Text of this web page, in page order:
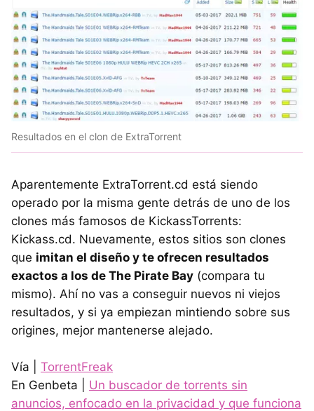
Resultados en el clon de ExtraTorrent
Aparentemente ExtraTorrent.cd está siendo
operado por la misma gente detrás de uno de los
clones más famosos de KickassTorrents:
Kickass.cd. Nuevamente, estos sitios son clones
que imitan el diseño y te ofrecen resultados
exactos a los de The Pirate Bay (compara tu
mismo). Ahí no vas a conseguir nuevos ni viejos
resultados, y si ya empiezan mintiendo sobre sus
origines, mejor mantenerse alejado.
Vía | TorrentFreak
En Genbeta | Un buscador de torrents sin
anuncios, enfocado en la privacidad y que funciona